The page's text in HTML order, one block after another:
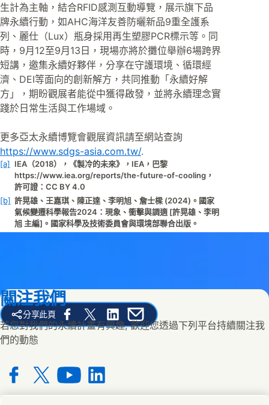
生計為主軸，結合RFID感測互動導覽，展示旗下品
牌永續行動，如AHC海洋友善防曬新品9重全護系
列、麗仕（Lux）瓶身採用再生塑膠PCR標示等。同
時，9月12至9月13日，現場亦將於攤位舉辦6場跨界
短講，邀集永續好夥伴，分享在守護環境、循環經
濟、DEI等面向的創新解方，共同推動「永續好解
方」，期盼觀展者能從中獲得啟發，並將永續理念實
踐於日常生活與工作場域。
更多亞太永續博覽會觀展資訊請至網站查詢
https://www.sdgs-asia.com.tw/.
[a] IEA（2018），《製冷的未來》，IEA，巴黎
https://www.iea.org/reports/the-future-of-cooling，
許可證：CC BY 4.0
[b] 許晃雄、王嘉琪、陳正達、李明旭、詹士樑 (2024)。國家
氣候變遷科學報告2024：現象、衝擊與調適 [許晃雄、李明
旭 主編]。國家科學及技術委員會與環境部聯合出版。
分享此頁
Share this page on Facebook
Share this page on X
Share this page on Linked In
Share this page on E-mail
關注我們
若您對我們的永續計畫有興趣, 歡迎您透過下列平台持續關注我
們的動態
with us on Facebook
Connect with us on X
Connect with us on YouTube
Connect with us on LinkedIn